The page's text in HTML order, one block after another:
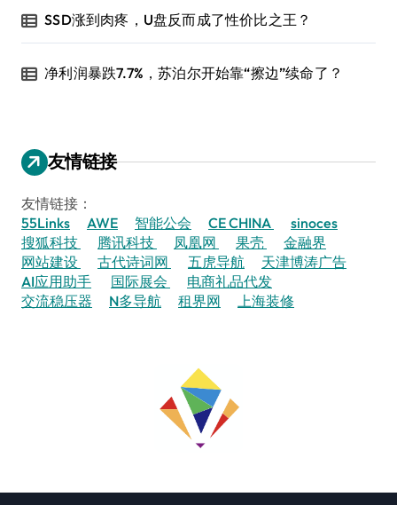
SSD涨到肉疼，U盘反而成了性价比之王？
净利润暴跌7.7%，苏泊尔开始靠“擦边”续命了？
友情链接
友情链接：
55Links
AWE 智能公会 CE CHINA
sinoces
搜狐科技
腾讯科技 凤凰网 果壳
金融界
网站建设
古代诗词网 五虎导航
天津博涛广告
AI应用助手
国际展会
电商礼品代发
交流稳压器
N多导航 租界网 上海装修